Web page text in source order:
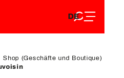
DE
FR
Shop (Geschäfte und Boutique)